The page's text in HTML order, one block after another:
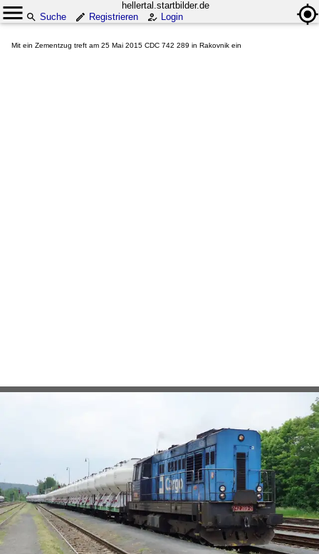
hellertal.startbilder.de
Suche
Registrieren Login
Mit ein Zementzug treft am 25 Mai 2015 CDC 742 289 in Rakovnik ein